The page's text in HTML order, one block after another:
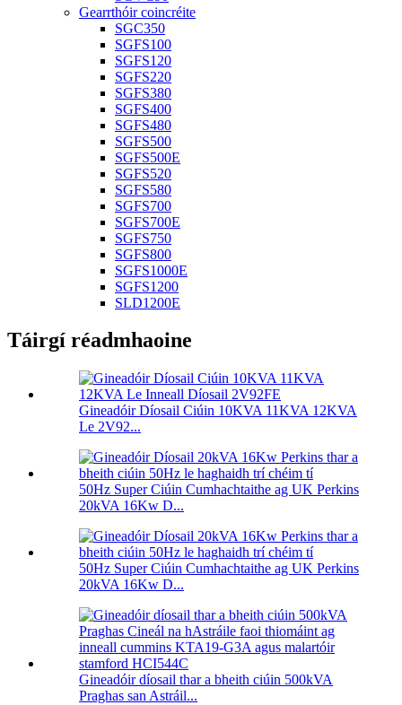
Gearrthóir coincréite
SGC350
SGFS100
SGFS120
SGFS220
SGFS380
SGFS400
SGFS480
SGFS500
SGFS500E
SGFS520
SGFS580
SGFS700
SGFS700E
SGFS750
SGFS800
SGFS1000E
SGFS1200
SLD1200E
Táirgí réadmhaoine
Gineadóir Díosail Ciúin 10KVA 11KVA 12KVA
Le 2V92...
50Hz Super Ciúin Cumhachtaithe ag UK Perkins
20kVA 16Kw D...
50Hz Super Ciúin Cumhachtaithe ag UK Perkins
20kVA 16Kw D...
Gineadóir díosail thar a bheith ciúin 500kVA
Praghas san Astráil...